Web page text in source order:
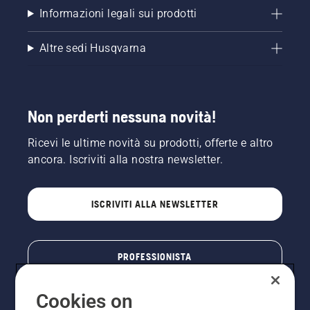
Vai sul sicuro, con Husqvarna
Automower® - leader mondiale nei
Informazioni legali sui prodotti
Altre sedi Husqvarna
Non perderti nessuna novità!
Ricevi le ultime novità su prodotti, offerte e altro
ancora. Iscriviti alla nostra newsletter.
ISCRIVITI ALLA NEWSLETTER
PROFESSIONISTA
Cookies on